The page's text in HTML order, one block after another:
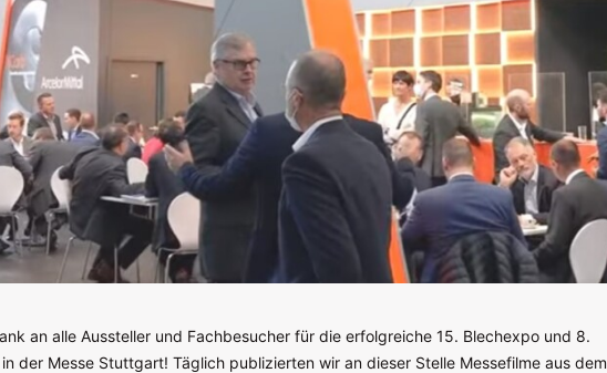
an alle Aussteller und Fachbesucher für die erfolgreiche 15. Blechexpo und 8.
der Messe Stuttgart! Täglich publizierten wir an dieser Stelle Messefilme aus dem